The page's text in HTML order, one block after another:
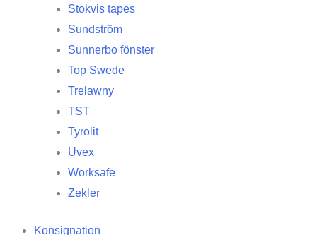
Stokvis tapes
Sundström
Sunnerbo fönster
Top Swede
Trelawny
TST
Tyrolit
Uvex
Worksafe
Zekler
Konsignation